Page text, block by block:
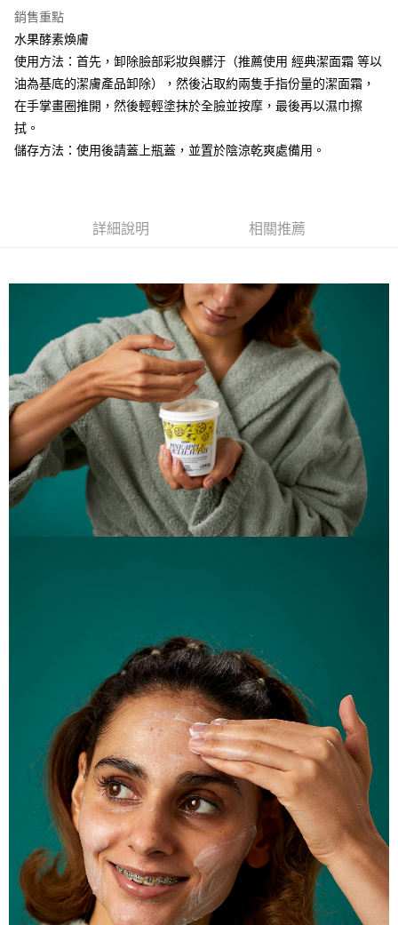
消。如遇「轉專審核」未通過狀況，表示未達大哥付你分期系統評分，恕無
法說明評估內容。
【繳款方式說明】
1.分期款項不併入電信帳單，「大哥付你分期」於每月結算日後寄送繳費提
2.透過簡訊連結打開帳單後，可選擇「超商條碼／台灣大直營門市／銀行轉
帳／街口支付／iPASS MONEY」等通路繳費。
【注意事項】
1.本服務係由「台灣大哥大股份有限公司」（以下簡稱本公司）所提供，讓
由本公司與您本人進行分期帳單所需資料之確認、核對及更正。
２．便利：只要手機號碼，簡訊認證，即可結帳。
３．安心：先確認商品／服務後，再付款。
【「AFTEE先享後付」結帳流程】
１．於結帳方式選擇「AFTEE先享後付」後，將跳轉至「AFTEE先享後付」
２．訂單成立數日內，您將收到繳費通知簡訊。
３．收到繳費通知簡訊後14天內，點擊此簡訊中的連結，可透過四大超商／
ATM／網路銀行／等多元方式進行付款，方視為交易完成。
※ 請注意：結帳手續完成當下不需立刻繳費，但若您需要取消訂單，請聯絡
是否繳費成功／繳費後需取消欲退款等相關疑問，請聯繫「AFTEE先享後付
客戶支援中心」 https://netprotections.freshdesk.com/support/home
１．透過由恩沛科技股份有限公司提供之「AFTEE先享後付」服務完成之交
易，需依本服務之必要範圍內提供個人資料，並將交易相關給付款項請求債
權轉讓予恩沛科技股份有限公司。
２．關於個人資料處理事宜，請瀏覽以下網址：
https://aftee.tw/terms/#terms3
３．未成年的使用者請事先徵得法定代理人或監護人之同意方可使用
「AFTEE先享後付」，若未經同意申辦者引起之損失，本公司不負相關責
任。
４．使用「AFTEE先享後付」時，將依據個別帳號之用戶狀況，依本公司即
時審查核予不同之上限額度；若仍有額度不足之情形，本公司將視審查結果
請求用戶進行身份認證。
５．嚴禁一人註冊多個帳號或使用他人資訊註冊。若發現惡意使用之情形，
恩沛科技股份有限公司將有權停止該用戶之使用額度並採取法律行動。
運送方式
付款後全家取貨
每筆NT$70，滿NT$1,000(含以上)免運費
付款後7-11取貨
宅配
請自備購物袋，若需購買紙袋可現場詢問
銷售重點
水果酵素煥膚
使用方法：首先，卸除臉部彩妝與髒汙（推薦使用 經典潔面霜 等以
油為基底的潔膚產品卸除），然後沾取約兩隻手指份量的潔面霜，
在手掌畫圈推開，然後輕輕塗抹於全臉並按摩，最後再以濕巾擦
拭。
儲存方法：使用後請蓋上瓶蓋，並置於陰涼乾爽處備用。
詳細說明 相關推薦